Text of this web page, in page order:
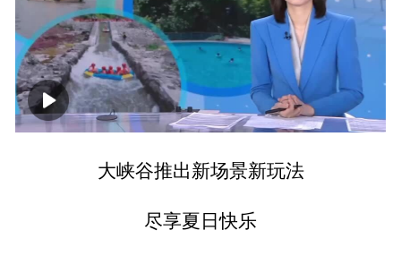
00:00 01:09
大峡谷推出新场景新玩法
尽享夏日快乐